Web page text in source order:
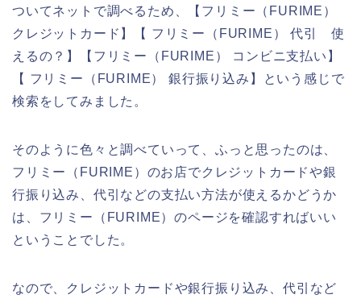
ついてネットで調べるため、【フリミー（FURIME）
クレジットカード】【 フリミー（FURIME） 代引 使
えるの？】【フリミー（FURIME） コンビニ支払い】
【 フリミー（FURIME） 銀行振り込み】という感じで
検索をしてみました。
そのように色々と調べていって、ふっと思ったのは、
フリミー（FURIME）のお店でクレジットカードや銀
行振り込み、代引などの支払い方法が使えるかどうか
は、フリミー（FURIME）のページを確認すればいい
ということでした。
なので、クレジットカードや銀行振り込み、代引など